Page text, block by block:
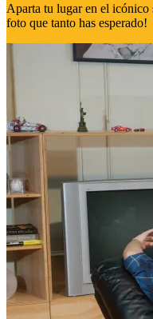
Aparta tu lugar en el icónico
foto que tanto has esperado!